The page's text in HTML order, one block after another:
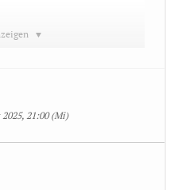
Wissen, Zubereitung,
Dazu nutzen wir
Seminartag in Grafrath statt.
hast, melde dich gerne bei mir,
21:00 (Mi)